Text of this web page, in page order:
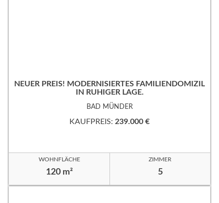
NEUER PREIS! MODERNISIERTES FAMILIENDOMIZIL
IN RUHIGER LAGE.
BAD MÜNDER
KAUFPREIS: 239.000 €
WOHNFLÄCHE
120 m²
ZIMMER
5